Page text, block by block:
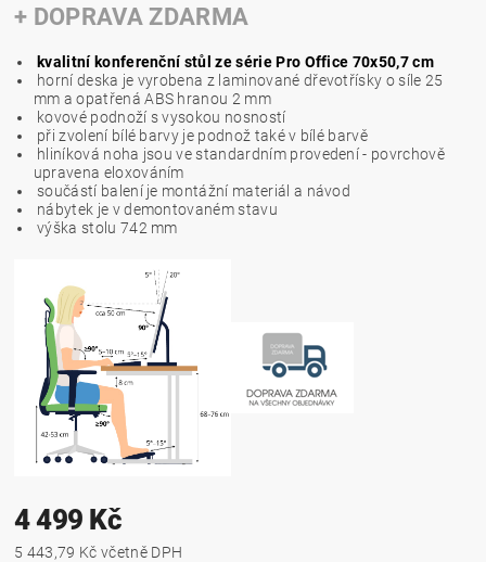
+ DOPRAVA ZDARMA
kvalitní konferenční stůl ze série Pro Office 70x50,7 cm
horní deska je vyrobena z laminované dřevotřísky o síle 25
mm a opatřená ABS hranou 2 mm
kovové podnoží s vysokou nosností
při zvolení bílé barvy je podnož také v bílé barvě
hliníková noha jsou ve standardním provedení - povrchově
upravena eloxováním
součástí balení je montážní materiál a návod
nábytek je v demontovaném stavu
výška stolu 742 mm
4 499 Kč
5 443,79 Kč včetně DPH